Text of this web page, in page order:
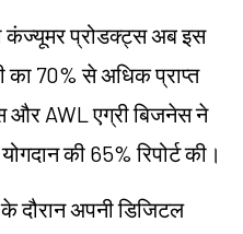
कंज्यूमर प्रोडक्ट्स अब इस
70% से अधिक प्राप्त
और AWL एग्री बिजनेस ने
की 65% रिपोर्ट की।
के दौरान अपनी डिजिटल